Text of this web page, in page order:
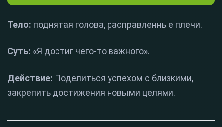
Тело: поднятая голова, расправленные плечи.
Суть: «Я достиг чего-то важного».
Действие: Поделиться успехом с близкими,
закрепить достижения новыми целями.